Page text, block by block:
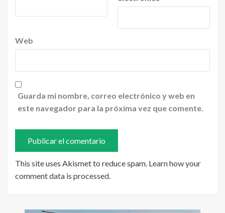
Web
Guarda mi nombre, correo electrónico y web en
este navegador para la próxima vez que comente.
This site uses Akismet to reduce spam. Learn how your
comment data is processed.